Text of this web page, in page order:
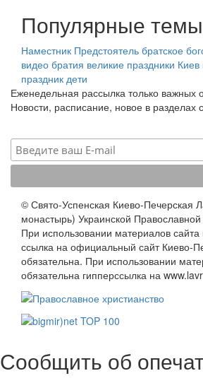
Популярные темы
Наместник Предстоятель братское
видео братия великие праздники Киев
праздник дети
Еженедельная рассылка только важных
Новости, расписание, новое в разделах
© Свято-Успенская Киево-Печерская
монастырь) Украинской
При использовании материалов
ссылка на официальный сайт Киево-
обязательна. При использовании
обязательна гипперссылка на
Сообщить об